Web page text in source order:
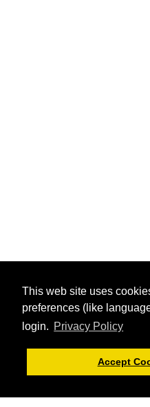
This web site uses
preferences (like
login. Privacy Policy
Accept